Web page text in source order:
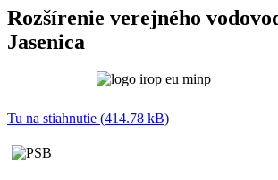
Rozšírenie verejného
Jasenica
Tu na stiahnutie (414.78 kB)